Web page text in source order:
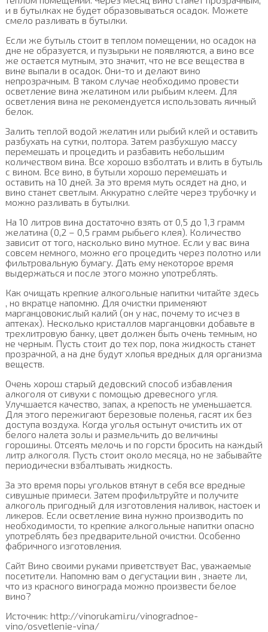
и в бутылках не будет образовываться осадок. Можете
смело разливать в бутылки.
Если же бутыль стоит в теплом помещении, но осадок на
дне не образуется, и пузырьки не появляются, а вино все
же остается мутным, это значит, что не все вещества в
вине выпали в осадок. Они-то и делают вино
непрозрачным. В таком случае необходимо провести
осветление вина желатином или рыбьим клеем. Для
осветления вина не рекомендуется использовать яичный
белок.
Залить теплой водой желатин или рыбий клей и оставить
разбухать на сутки, полтора. Затем разбухшую массу
перемешать и процедить и разбавить небольшим
количеством вина. Все хорошо взболтать и влить в бутыль
с вином. Все вино, в бутыли хорошо перемешать и
оставить на 10 дней. За это время муть осядет на дно, и
вино станет светлым. Аккуратно слейте через трубочку и
можно разливать в бутылки.
На 10 литров вина достаточно взять от 0,5 до 1,3 грамм
желатина (0,2 – 0,5 грамм рыбьего клея). Количество
зависит от того, насколько вино мутное. Если у вас вина
совсем немного, можно его процедить через полотно или
фильтровальную бумагу. Дать ему некоторое время
выдержаться и после этого можно употреблять.
Как очищать крепкие алкогольные напитки читайте здесь
, но вкратце напомню. Для очистки применяют
марганцовокислый калий (он у нас, почему то исчез в
аптеках). Несколько кристаллов марганцовки добавьте в
трехлитровую банку, цвет должен быть очень темным, но
не черным. Пусть стоит до тех пор, пока жидкость станет
прозрачной, а на дне будут хлопья вредных для организма
веществ.
Очень хорош старый дедовский способ избавления
алкоголя от сивухи с помощью древесного угля.
Улучшается качество, запах, а крепость не уменьшается.
Для этого пережигают березовые поленья, гасят их без
доступа воздуха. Когда уголья остынут очистить их от
белого налета золы и размельчить до величины
горошины. Отсеять мелочь и по горсти бросить на каждый
литр алкоголя. Пусть стоит около месяца, но не забывайте
периодически взбалтывать жидкость.
За это время поры угольков втянут в себя все вредные
сивушные примеси. Затем профильтруйте и получите
алкоголь пригодный для изготовления наливок, настоек и
ликеров. Если осветление вина нужно производить по
необходимости, то крепкие алкогольные напитки опасно
употреблять без предварительной очистки. Особенно
фабричного изготовления.
Сайт Вино своими руками приветствует Вас, уважаемые
посетители. Напомню вам о дегустации вин , знаете ли,
что из красного винограда можно произвести белое
вино?
Источник: http://vinorukami.ru/vinogradnoe-
vino/osvetlenie-vina/